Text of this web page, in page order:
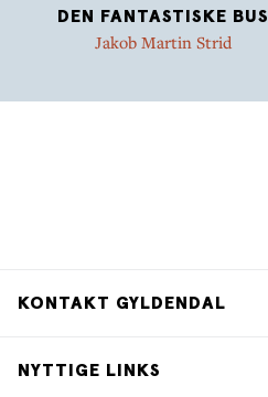
DEN FANTASTISKE BUS
Jakob Martin Strid
KONTAKT GYLDENDAL
NYTTIGE LINKS